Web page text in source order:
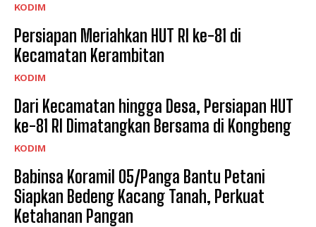
KODIM
Persiapan Meriahkan HUT RI ke-81 di
Kecamatan Kerambitan
KODIM
Dari Kecamatan hingga Desa, Persiapan HUT
ke-81 RI Dimatangkan Bersama di Kongbeng
KODIM
Babinsa Koramil 05/Panga Bantu Petani
Siapkan Bedeng Kacang Tanah, Perkuat
Ketahanan Pangan